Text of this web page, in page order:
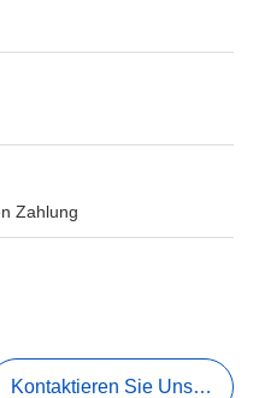
Zahlung
Kontaktieren Sie Uns Jetzt